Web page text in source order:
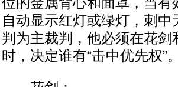
自动显示红灯或绿灯，刺
判为主裁判，他必须在花
时，决定谁有“击中优先权”。